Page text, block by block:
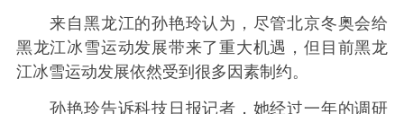
来自黑龙江的孙艳玲认为，尽管北京冬奥会给
黑龙江冰雪运动发展带来了重大机遇，但目前黑龙
江冰雪运动发展依然受到很多因素制约。
孙艳玲告诉科技日报记者，她经过一年的调研